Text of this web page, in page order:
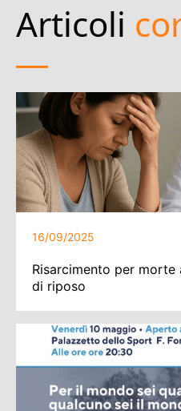
Articoli
16/09/2025
Risarcimento per morte
di riposo